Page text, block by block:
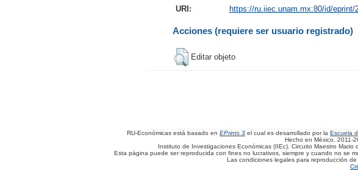
URI:
https://ru.iiec.unam.mx:80/id/eprint/
Acciones (requiere ser usuario registrado)
Editar objeto
RU-Económicas está basado en EPrints 3 el cual es desarrollado por la Escuela
Hecho en México, 2011-
Instituto de Investigaciones Económicas (IIEc). Circuito Maestro
Esta página puede ser reproducida con fines no lucrativos, siempre y cuando no se
Las condiciones legales para reproducción